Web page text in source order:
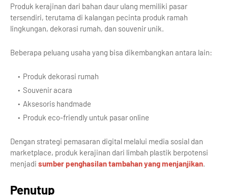
Produk kerajinan dari bahan daur ulang memiliki pasar
tersendiri, terutama di kalangan pecinta produk ramah
lingkungan, dekorasi rumah, dan souvenir unik.
Beberapa peluang usaha yang bisa dikembangkan antara lain:
Produk dekorasi rumah
Souvenir acara
Aksesoris handmade
Produk eco-friendly untuk pasar online
Dengan strategi pemasaran digital melalui media sosial dan
marketplace, produk kerajinan dari limbah plastik berpotensi
menjadi sumber penghasilan tambahan yang menjanjikan
Penutup